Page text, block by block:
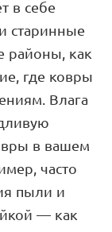
в себе
старинные
районы, как
где ковры
Влага
в вашем
часто
пыли и
— как